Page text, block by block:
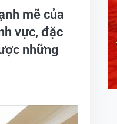
mẽ của
vực, đặc
những